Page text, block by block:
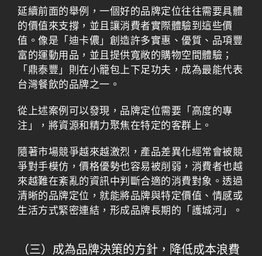
延續前面的舉例，一個好的品牌定位往往需要具體
的價值來支撐，並且讓消費者實際體驗到這些價
值。像是「迪卡儂」創造許多實惠、優質、品項豐
富的運動用品，並且提供寬敞的購物空間體驗；
「鼎泰豐」則在小籠包上下足功夫，成為最能代表
台灣餐飲的品牌之一。
從上述案例可以發現，品牌定位需要「高度的專
注」，將資源和精力聚焦在特定的客群上。
隨著市場競爭越來越激烈，產品差異化經常會被競
爭對手模仿，價格優勢也容易被削弱，消費者也越
來越難在紊亂的資訊中判斷合適的消費對象。透過
清晰的品牌定位，就能將品牌與特定價值、情感或
生活方式緊密連結，形成品牌長期的「護城河」。
（三）成為品牌決策的方針，降低成本浪費